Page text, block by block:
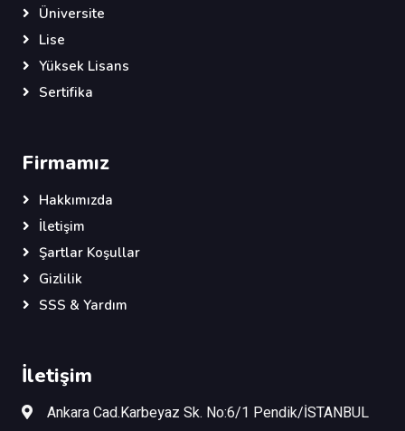
Üniversite
Lise
Yüksek Lisans
Sertifika
Firmamız
Hakkımızda
İletişim
Şartlar Koşullar
Gizlilik
SSS & Yardım
İletişim
Ankara Cad.Karbeyaz Sk. No:6/1 Pendik/İSTANBUL